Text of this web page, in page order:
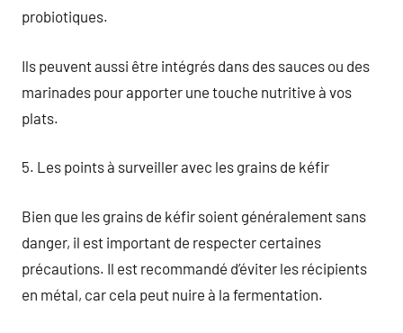
probiotiques.
Ils peuvent aussi être intégrés dans des sauces ou des
marinades pour apporter une touche nutritive à vos
plats.
5. Les points à surveiller avec les grains de kéfir
Bien que les grains de kéfir soient généralement sans
danger, il est important de respecter certaines
précautions. Il est recommandé d’éviter les récipients
en métal, car cela peut nuire à la fermentation.